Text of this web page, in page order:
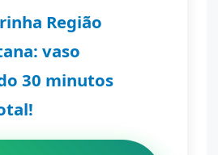
Região
vaso
30 minutos